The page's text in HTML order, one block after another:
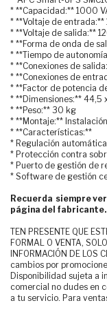
* **Capacidad:** 1000
* **Voltaje de entrada:**
* **Voltaje de salida:**
* **Forma de onda de
* **Tiempo de
* **Conexiones de
* **Conexiones de
* **Factor de potencia
* **Dimensiones:**
* **Peso:** 30 kg
* **Montaje:**
* **Características:**
* Regulación
* Protección contra
* Puerto de gestión de
* Software de gestión
Recuerda siempre
página del fabricante.
TEN PRESENTE QUE
FORMAL O VENTA,
INFORMACIÓN DE
cambios por
Disponibilidad sujeta a
comercial no dudes en
a tu servicio. Para